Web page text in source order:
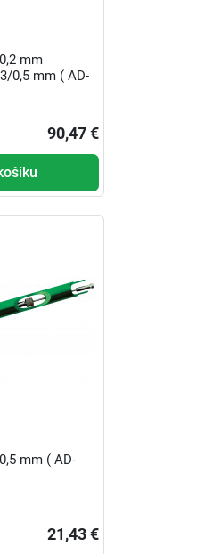
mm
0,5 mm ( AD-
90,47 €
mm ( AD-
21,43 €